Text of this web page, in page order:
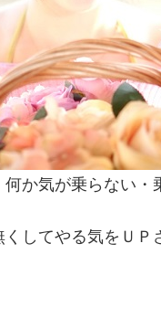
か気が乗らない・
してやる気をＵＰ